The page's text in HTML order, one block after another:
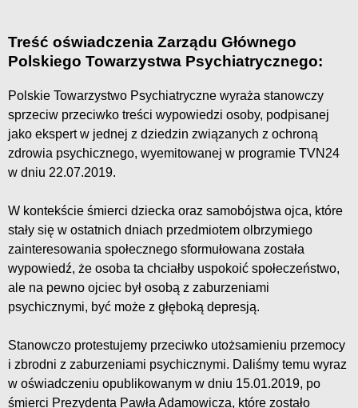
Treść oświadczenia Zarządu Głównego
Polskiego Towarzystwa Psychiatrycznego:
Polskie Towarzystwo Psychiatryczne wyraża stanowczy
sprzeciw przeciwko treści wypowiedzi osoby, podpisanej
jako ekspert w jednej z dziedzin związanych z ochroną
zdrowia psychicznego, wyemitowanej w programie TVN24
w dniu 22.07.2019.
W kontekście śmierci dziecka oraz samobójstwa ojca, które
stały się w ostatnich dniach przedmiotem olbrzymiego
zainteresowania społecznego sformułowana została
wypowiedź, że osoba ta chciałby uspokoić społeczeństwo,
ale na pewno ojciec był osobą z zaburzeniami
psychicznymi, być może z głęboką depresją.
Stanowczo protestujemy przeciwko utożsamieniu przemocy
i zbrodni z zaburzeniami psychicznymi. Daliśmy temu wyraz
w oświadczeniu opublikowanym w dniu 15.01.2019, po
śmierci Prezydenta Pawła Adamowicza, które zostało